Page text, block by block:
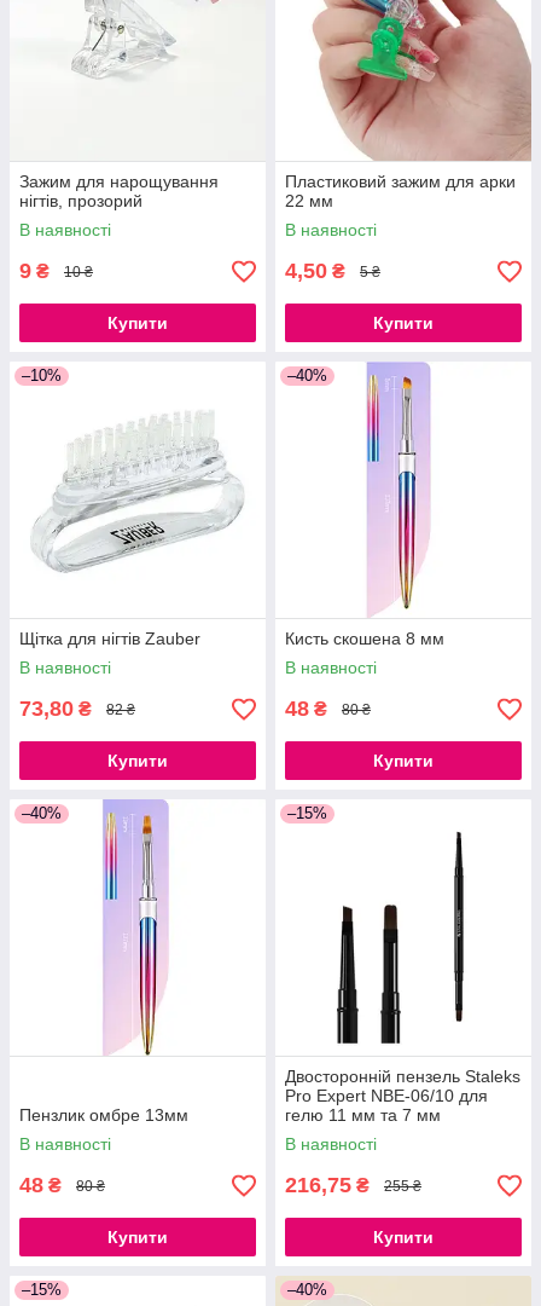
Зажим для нарощування
нігтів, прозорий
В наявності
9 ₴ 10 ₴
Купити
Пластиковий зажим для арки
22 мм
В наявності
4,50 ₴ 5 ₴
Купити
–10%
Щітка для нігтів Zauber
В наявності
73,80 ₴ 82 ₴
Купити
–40%
Кисть скошена 8 мм
В наявності
48 ₴ 80 ₴
Купити
–40%
Пензлик омбре 13мм
В наявності
48 ₴ 80 ₴
Купити
–15%
Двосторонній пензель Staleks
Pro Expert NBE-06/10 для
гелю 11 мм та 7 мм
В наявності
216,75 ₴ 255 ₴
Купити
–15% –40%